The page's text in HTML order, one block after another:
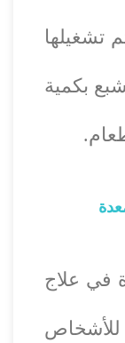
تشغيلها
بكمية
في علاج